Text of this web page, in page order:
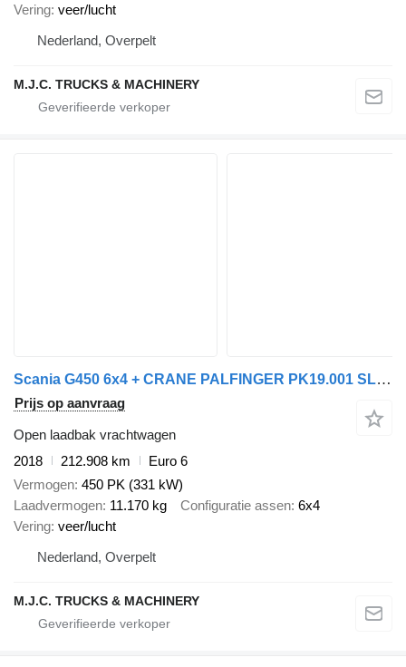
Vering veer/lucht
Nederland, Overpelt
M.J.C. TRUCKS & MACHINERY
Scania G450 6x4 + CRANE PALFINGER PK19.001 SLD C SL (4x) + ROTATOR - R
Prijs op aanvraag
Open laadbak vrachtwagen
2018
212.908 km
Euro 6
Vermogen 450 PK (331 kW)
Laadvermogen 11.170 kg Configuratie assen 6x4
Vering veer/lucht
Nederland, Overpelt
M.J.C. TRUCKS & MACHINERY